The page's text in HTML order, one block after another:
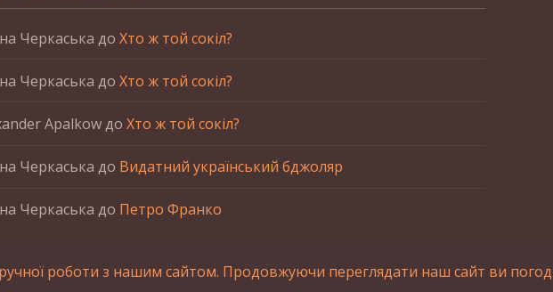
Черкаська до Хто ж той сокіл?
Черкаська до Хто ж той сокіл?
Apalkowдо Хто ж той сокіл?
Черкаська до Видатний український бджоляр
Черкаська до Петро Франко
матеріалів сайта обов'язкове зворотнє посилання.
роботи з нашим сайтом. Продовжуючи переглядати наш сайт ви